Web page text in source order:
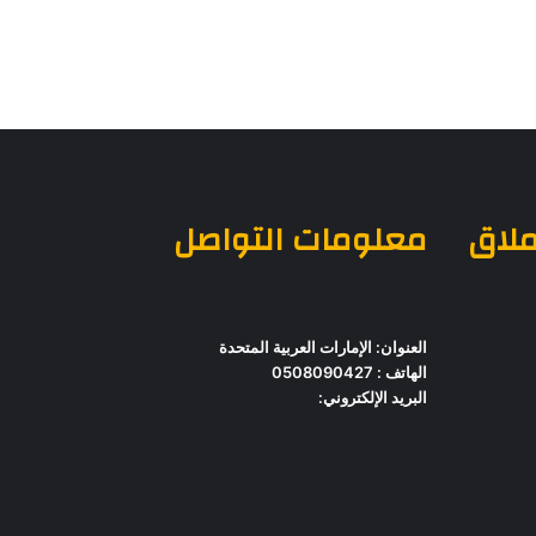
معلومات التواصل
العنوان: الإمارات العربية المتحدة
الهاتف : 0508090427
البريد الإلكتروني: